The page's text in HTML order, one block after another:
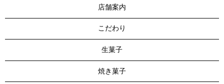
店舗案内
こだわり
生菓子
焼き菓子